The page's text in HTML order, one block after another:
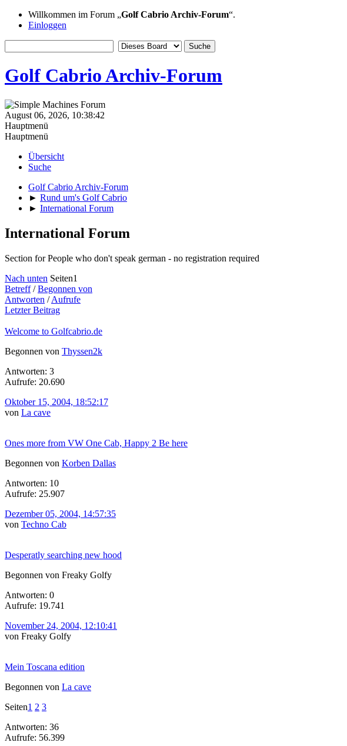
Willkommen im Forum „Golf Cabrio Archiv-Forum“.
Einloggen
Golf Cabrio Archiv-Forum
August 06, 2026, 10:38:42
Hauptmenü
Hauptmenü
Übersicht
Suche
Golf Cabrio Archiv-Forum
► Rund um's Golf Cabrio
► International Forum
International Forum
Section for People who don't speak german - no registration required
Nach unten Seiten1
Betreff/Begonnen von
Antworten /Aufrufe
Letzter Beitrag
Welcome to Golfcabrio.de
Begonnen von Thyssen2k
Antworten: 3
Aufrufe: 20.690
Oktober 15, 2004, 18:52:17
von La cave
Ones more from VW One Cab, Happy 2 Be here
Begonnen von Korben Dallas
Antworten: 10
Aufrufe: 25.907
Dezember 05, 2004, 14:57:35
von Techno Cab
Desperatly searching new hood
Begonnen von Freaky Golfy
Antworten: 0
Aufrufe: 19.741
November 24, 2004, 12:10:41
von Freaky Golfy
Mein Toscana edition
Begonnen von La cave
Seiten1 2 3
Antworten: 36
Aufrufe: 56.399